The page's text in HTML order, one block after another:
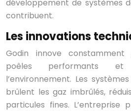
développement de systèmes
contribuent.
Les innovations
Godin innove
poêles performants et
l’environnement. Les
brûlent les gaz imbrûlés,
particules fines. L’entreprise